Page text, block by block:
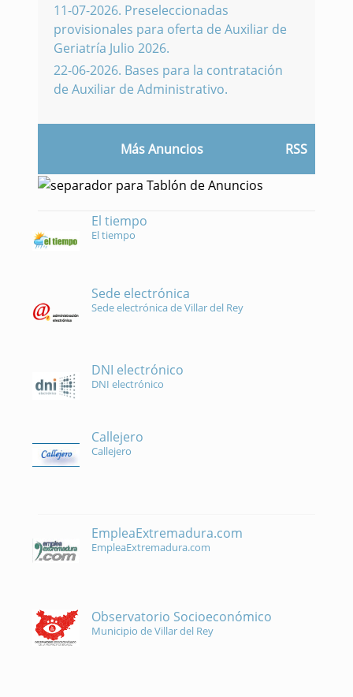
11-07-2026. Preseleccionadas
provisionales para oferta de Auxiliar de
Geriatría Julio 2026.
22-06-2026. Bases para la contratación
de Auxiliar de Administrativo.
Más Anuncios RSS
El tiempo
El tiempo
Sede electrónica
Sede electrónica de Villar del Rey
DNI electrónico
DNI electrónico
Callejero
Callejero
EmpleaExtremadura.com
EmpleaExtremadura.com
Observatorio Socioeconómico
Municipio de Villar del Rey